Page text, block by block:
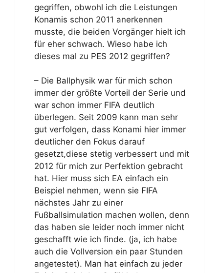
gegriffen, obwohl ich die Leistungen
Konamis schon 2011 anerkennen
musste, die beiden Vorgänger hielt ich
für eher schwach. Wieso habe ich
dieses mal zu PES 2012 gegriffen?
– Die Ballphysik war für mich schon
immer der größte Vorteil der Serie und
war schon immer FIFA deutlich
überlegen. Seit 2009 kann man sehr
gut verfolgen, dass Konami hier immer
deutlicher den Fokus darauf
gesetzt,diese stetig verbessert und mit
2012 für mich zur Perfektion gebracht
hat. Hier muss sich EA einfach ein
Beispiel nehmen, wenn sie FIFA
nächstes Jahr zu einer
Fußballsimulation machen wollen, denn
das haben sie leider noch immer nicht
geschafft wie ich finde. (ja, ich habe
auch die Vollversion ein paar Stunden
angetestet). Man hat einfach zu jeder